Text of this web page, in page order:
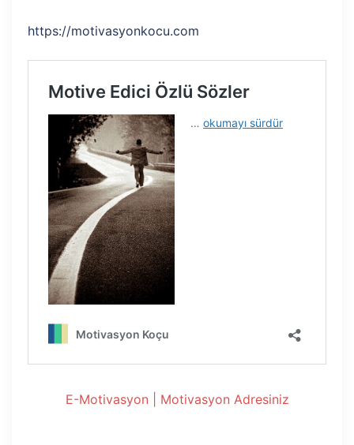
https://motivasyonkocu.com
E-Motivasyon | Motivasyon Adresiniz